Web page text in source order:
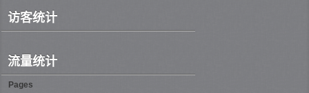
访客统计
流量统计
Pages